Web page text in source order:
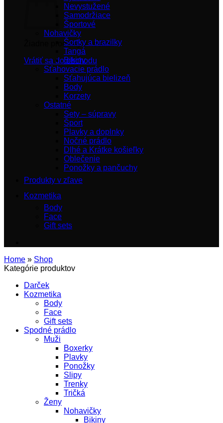
Žiadne produkty v košíku.
Vrátiť sa do obchodu
Nevystužené
Samodržiace
Športové
Nohavičky
Šortky a brazilky
Tangá
Bikiny
Sťahovacie prádlo
Sťahujúca bielizeň
Body
Korzety
Ostatné
Sety – súpravy
Šport
Plavky a doplnky
Nočné prádlo
Dlhé a Krátke košieľky
Oblečenie
Ponožky a pančuchy
Produkty v zľave
Kozmetika
Body
Face
Gift sets
Home » Shop
Kategórie produktov
Darček
Kozmetika
Body
Face
Gift sets
Spodné prádlo
Muži
Boxerky
Plavky
Ponožky
Slipy
Trenky
Tričká
Ženy
Nohavičky
Bikiny